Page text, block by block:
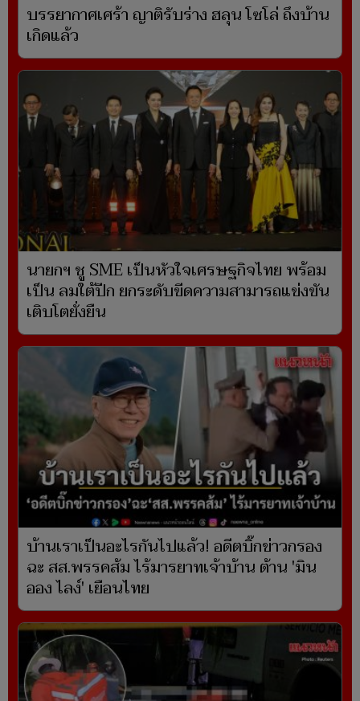
บรรยากาศเศร้า ญาติรับร่าง ฮลุน โซโล่ ถึงบ้าน
เกิดแล้ว
นายกฯ ชู SME เป็นหัวใจเศรษฐกิจไทย พร้อม
เป็น ลมใต้ปีก ยกระดับขีดความสามารถแข่งขัน
เติบโตยั่งยืน
บ้านเราเป็นอะไรกันไปแล้ว! อดีตบิ๊กข่าวกรอง
ฉะ สส.พรรคส้ม ไร้มารยาทเจ้าบ้าน ต้าน 'มิน
ออง ไลง์' เยือนไทย